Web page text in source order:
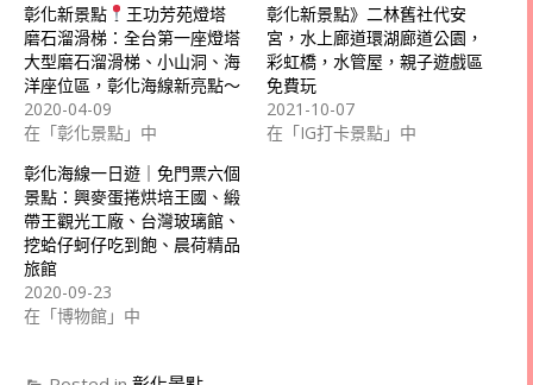
彰化新景點
王功芳苑燈塔
磨石溜滑梯：全台第一座燈塔
大型磨石溜滑梯、小山洞、海
洋座位區，彰化海線新亮點～
2020-04-09
在「彰化景點」中
彰化新景點》二林舊社代安
宮，水上廊道環湖廊道公園，
彩虹橋，水管屋，親子遊戲區
免費玩
2021-10-07
在「IG打卡景點」中
彰化海線一日遊｜免門票六個
景點：興麥蛋捲烘培王國、緞
帶王觀光工廠、台灣玻璃館、
挖蛤仔蚵仔吃到飽、晨荷精品
旅館
2020-09-23
在「博物館」中